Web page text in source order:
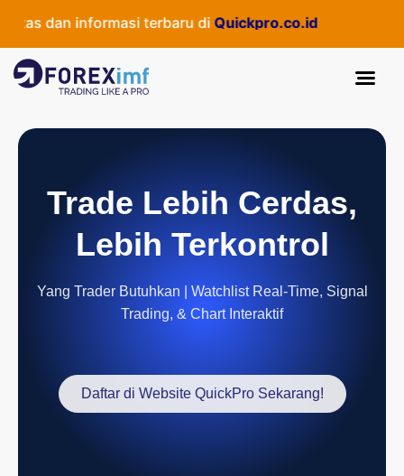
dan informasi terbaru diQuickpro.co.id
Trade Lebih Cerdas,
Lebih Terkontrol
Yang Trader Butuhkan | Watchlist Real-Time, Signal
Trading, & Chart Interaktif
Daftar di Website QuickPro Sekarang!